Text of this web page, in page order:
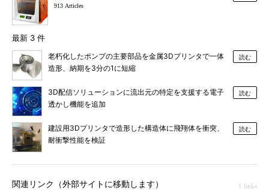
913 Articles
最新 3 件
老朽化したポンプの主要部品を金属3Dプリンタで一体
造形、納期を3分の1に短縮
読む
3D配信ソリューションに流出元の特定を支援する電子
透かし機能を追加
読む
建設用3Dプリンタで造形した構造体に飛翔体を衝突、
耐衝撃性能を検証
読む
関連リンク（外部サイトに移動します） 1 links